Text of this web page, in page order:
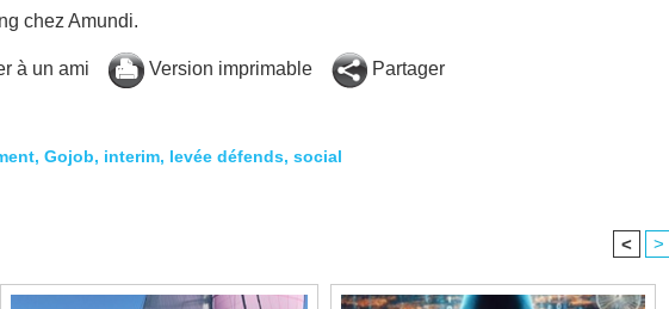
chez Amundi.
à un ami Version imprimable Partager
, Gojob, interim, levée défends, social
< >